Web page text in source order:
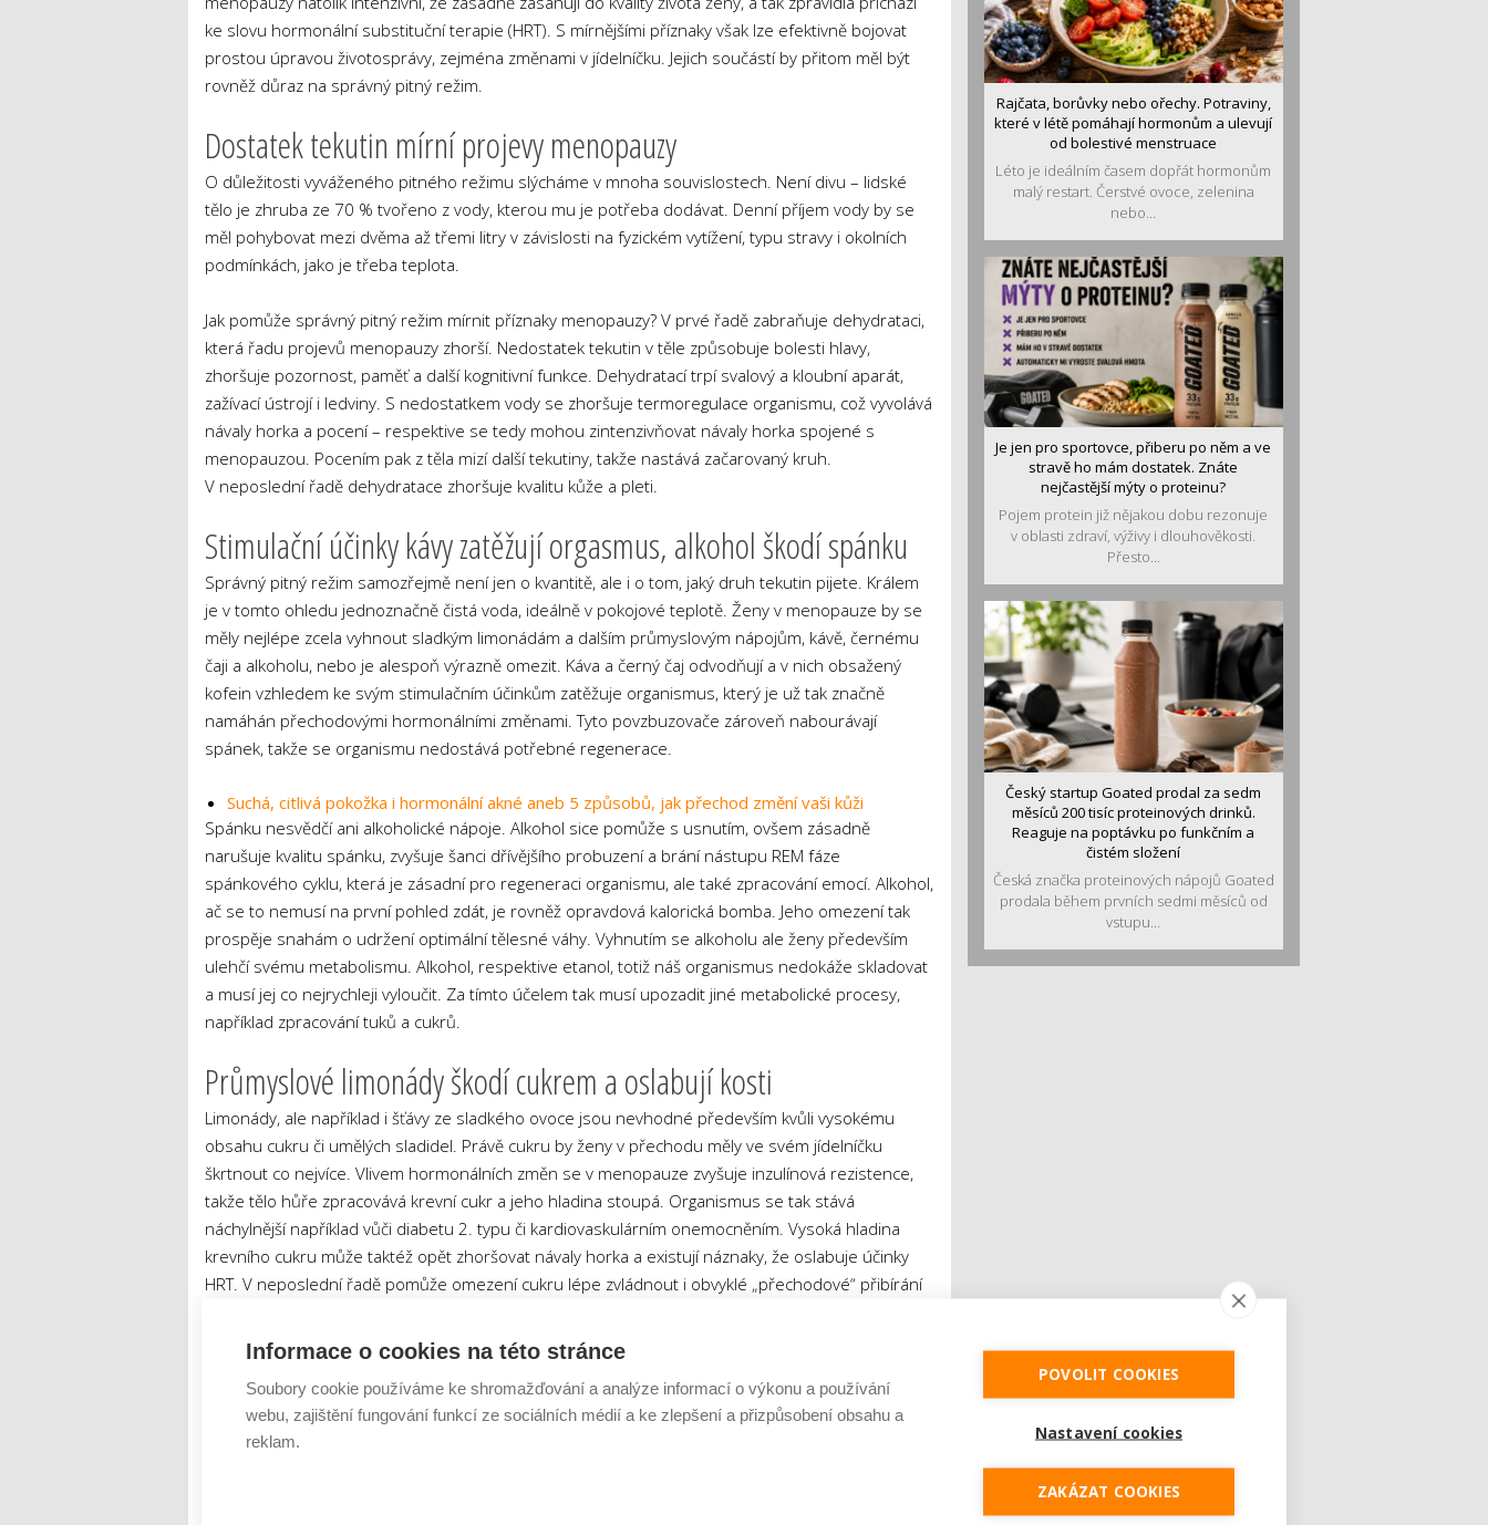
ke slovu hormonální substituční terapie (HRT). S mírnějšími příznaky však lze efektivně bojovat
prostou úpravou životosprávy, zejména změnami v jídelníčku. Jejich součástí by přitom měl být
rovněž důraz na správný pitný režim.
Dostatek tekutin mírní projevy menopauzy
O důležitosti vyváženého pitného režimu slýcháme v mnoha souvislostech. Není divu – lidské
tělo je zhruba ze 70 % tvořeno z vody, kterou mu je potřeba dodávat. Denní příjem vody by se
měl pohybovat mezi dvěma až třemi litry v závislosti na fyzickém vytížení, typu stravy i okolních
podmínkách, jako je třeba teplota.
Jak pomůže správný pitný režim mírnit příznaky menopauzy? V prvé řadě zabraňuje dehydrataci,
která řadu projevů menopauzy zhorší. Nedostatek tekutin v těle způsobuje bolesti hlavy,
zhoršuje pozornost, paměť a další kognitivní funkce. Dehydratací trpí svalový a kloubní aparát,
zažívací ústrojí i ledviny. S nedostatkem vody se zhoršuje termoregulace organismu, což vyvolává
návaly horka a pocení – respektive se tedy mohou zintenzivňovat návaly horka spojené s
menopauzou. Pocením pak z těla mizí další tekutiny, takže nastává začarovaný kruh.
V neposlední řadě dehydratace zhoršuje kvalitu kůže a pleti.
Stimulační účinky kávy zatěžují orgasmus, alkohol škodí spánku
Správný pitný režim samozřejmě není jen o kvantitě, ale i o tom, jaký druh tekutin pijete. Králem
je v tomto ohledu jednoznačně čistá voda, ideálně v pokojové teplotě. Ženy v menopauze by se
měly nejlépe zcela vyhnout sladkým limonádám a dalším průmyslovým nápojům, kávě, černému
čaji a alkoholu, nebo je alespoň výrazně omezit. Káva a černý čaj odvodňují a v nich obsažený
kofein vzhledem ke svým stimulačním účinkům zatěžuje organismus, který je už tak značně
namáhán přechodovými hormonálními změnami. Tyto povzbuzovače zároveň nabourávají
spánek, takže se organismu nedostává potřebné regenerace.
Suchá, citlivá pokožka i hormonální akné aneb 5 způsobů, jak přechod změní vaši kůži
Spánku nesvědčí ani alkoholické nápoje. Alkohol sice pomůže s usnutím, ovšem zásadně
narušuje kvalitu spánku, zvyšuje šanci dřívějšího probuzení a brání nástupu REM fáze
spánkového cyklu, která je zásadní pro regeneraci organismu, ale také zpracování emocí. Alkohol,
ač se to nemusí na první pohled zdát, je rovněž opravdová kalorická bomba. Jeho omezení tak
prospěje snahám o udržení optimální tělesné váhy. Vyhnutím se alkoholu ale ženy především
ulehčí svému metabolismu. Alkohol, respektive etanol, totiž náš organismus nedokáže skladovat
a musí jej co nejrychleji vyloučit. Za tímto účelem tak musí upozadit jiné metabolické procesy,
například zpracování tuků a cukrů.
Průmyslové limonády škodí cukrem a oslabují kosti
Limonády, ale například i šťávy ze sladkého ovoce jsou nevhodné především kvůli vysokému
obsahu cukru či umělých sladidel. Právě cukru by ženy v přechodu měly ve svém jídelníčku
škrtnout co nejvíce. Vlivem hormonálních změn se v menopauze zvyšuje inzulínová rezistence,
takže tělo hůře zpracovává krevní cukr a jeho hladina stoupá. Organismus se tak stává
náchylnější například vůči diabetu 2. typu či kardiovaskulárním onemocněním. Vysoká hladina
krevního cukru může taktéž opět zhoršovat návaly horka a existují náznaky, že oslabuje účinky
HRT. V neposlední řadě pomůže omezení cukru lépe zvládnout i obvyklé „přechodové“ přibírání
dávkách narušovat rovnováhu fosforu a vápníku v těle, a tím negativně působí na zdraví kostí. Ty
v menopauze ohrožuje osteoporóza, a dodatečné oslabení skeletu vlivem průmyslových
limonád tak může mít velice nebezpečné následky.
Rajčata, borůvky nebo ořechy. Potraviny,
které v létě pomáhají hormonům a ulevují
od bolestivé menstruace
Léto je ideálním časem dopřát hormonům
malý restart. Čerstvé ovoce, zelenina
nebo...
Je jen pro sportovce, přiberu po něm a ve
stravě ho mám dostatek. Znáte
nejčastější mýty o proteinu?
Pojem protein již nějakou dobu rezonuje
v oblasti zdraví, výživy i dlouhověkosti.
Přesto...
Český startup Goated prodal za sedm
měsíců 200 tisíc proteinových drinků.
Reaguje na poptávku po funkčním a
čistém složení
Česká značka proteinových nápojů Goated
prodala během prvních sedmi měsíců od
vstupu...
Informace o cookies na této stránce
Soubory cookie používáme ke shromažďování a analýze informací o výkonu a používání
webu, zajištění fungování funkcí ze sociálních médií a ke zlepšení a přizpůsobení obsahu a
reklam.
POVOLIT COOKIES
Nastavení cookies
ZAKÁZAT COOKIES